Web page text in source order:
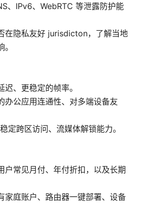
、IPv6、WebRTC 等泄露防护能
在隐私友好 jurisdicton，了解当地
、更稳定的帧率。
办公应用连通性、对多端设备友
定跨区访问、流媒体解锁能力。
户常见月付、年付折扣，以及长期
家庭账户、路由器一键部署、设备